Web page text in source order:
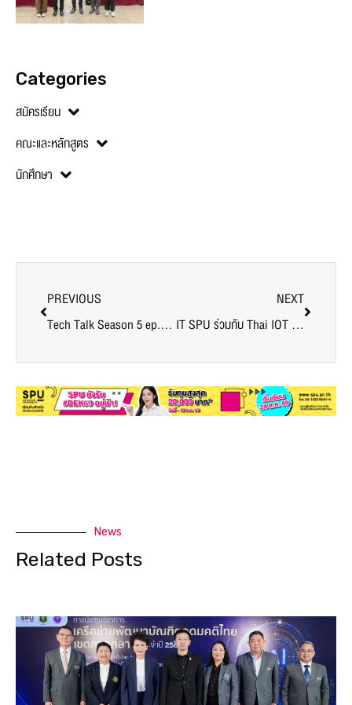
Categories
สมัครเรียน
คณะและหลักสูตร
นักศึกษา
PREVIOUS
Tech Talk Season 5 ep.1 พบกับ LILUNA แบรนด์ธุรกิจ Social Enterprise เพื่อสังคม Startup แห่งการแบ่งปัน ทางเดียวกัน – ไปด้วยกัน
NEXT
IT SPU ร่วมกับ Thai IOT จัดเสวนา “IOT Platform” ซอฟต์แวร์สนับสนุนที่เชื่อมต่อทุกอย่างในระบบ IOT
News
Related Posts